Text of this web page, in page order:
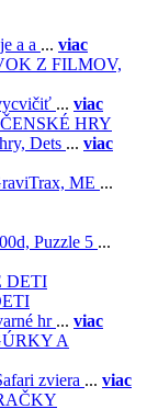
a a ... viac
Z FILMOV,
... viac
HRY
Dets ... viac
ME ...
Puzzle 5 ...
hr ... viac
A
zviera ... viac